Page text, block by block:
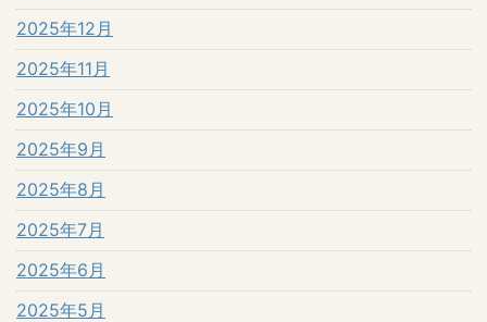
2025年12月
2025年11月
2025年10月
2025年9月
2025年8月
2025年7月
2025年6月
2025年5月